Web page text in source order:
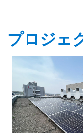
プロジェ